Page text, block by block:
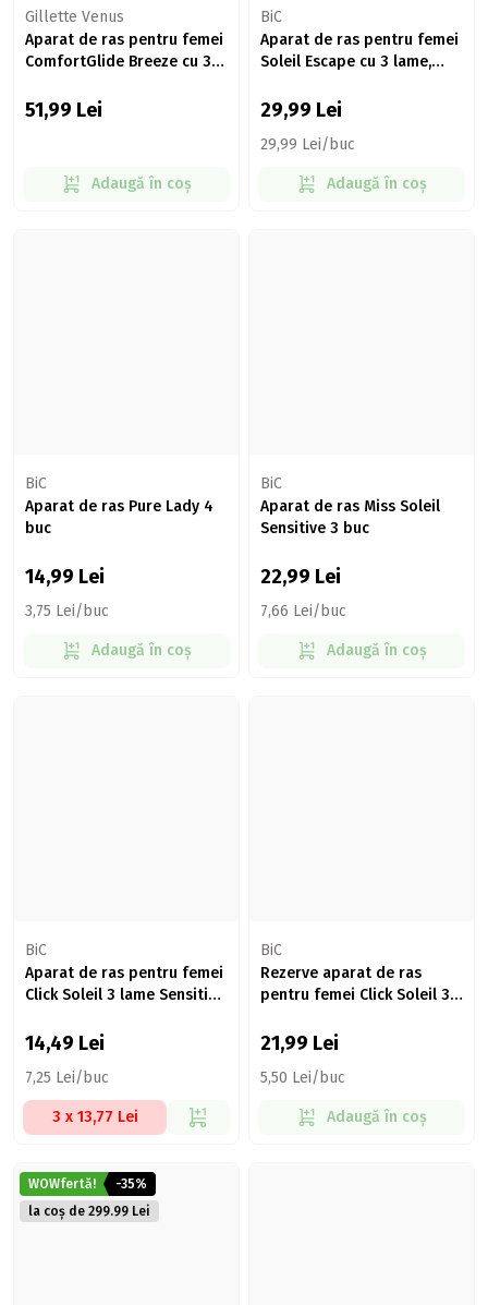
Gillette Venus
Aparat de ras pentru femei
ComfortGlide Breeze cu 3
51,99 Lei
Adaugă în coș
BiC
Aparat de ras pentru femei
Soleil Escape cu 3 lame,
29,99 Lei
29,99 Lei/buc
Adaugă în coș
BiC
Aparat de ras Pure Lady 4
buc
14,99 Lei
3,75 Lei/buc
Adaugă în coș
BiC
Aparat de ras Miss Soleil
Sensitive 3 buc
22,99 Lei
7,66 Lei/buc
Adaugă în coș
BiC
Aparat de ras pentru femei
Click Soleil 3 lame Sensitive,
14,49 Lei
7,25 Lei/buc
3 x 13,77 Lei
BiC
Rezerve aparat de ras
pentru femei Click Soleil 3
21,99 Lei
5,50 Lei/buc
Adaugă în coș
WOWfertă!
-35%
la coș de 299.99 Lei